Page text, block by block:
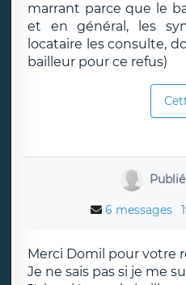
marrant parce que le
et en général, les
locataire les consulte,
bailleur pour ce refus)
6 messages
Merci Domil pour votre
Je ne sais pas si je me